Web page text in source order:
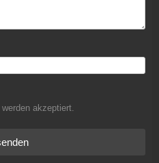
werden akzeptiert.